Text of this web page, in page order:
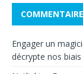
Engager un
décrypte nos